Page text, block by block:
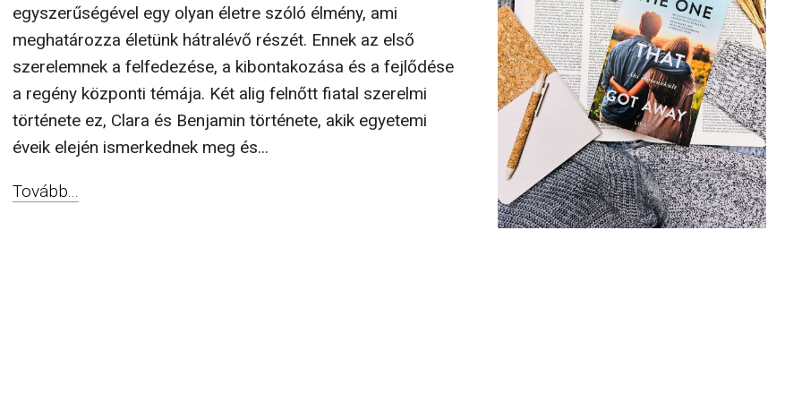
egyszerűségével egy olyan életre szóló élmény, ami
meghatározza életünk hátralévő részét. Ennek az első
szerelemnek a felfedezése, a kibontakozása és a fejlődése
a regény központi témája. Két alig felnőtt fiatal szerelmi
története ez, Clara és Benjamin története, akik egyetemi
éveik elején ismerkednek meg és...
Tovább...